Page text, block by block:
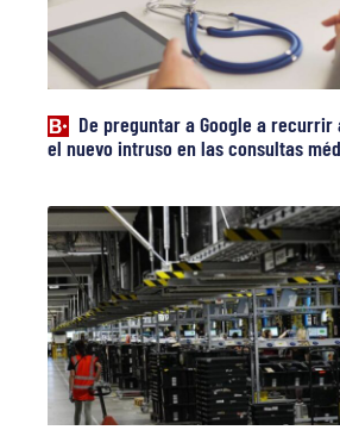
De preguntar a Google a recurrir
el nuevo intruso en las consultas